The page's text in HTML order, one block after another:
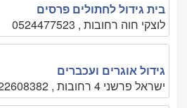
בית גידול לחתולים פרסים
לוצקי חוה רחובות , 0524477523
גידול אוגרים ועכברים
ישראל פרשני 4 רחובות , 0522608382